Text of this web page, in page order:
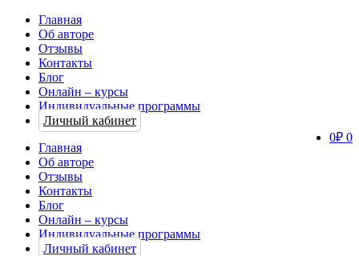
Главная
Об авторе
Отзывы
Контакты
Блог
Онлайн – курсы
Индивидуальные программы
Личный кабинет
0₽ 0
Главная
Об авторе
Отзывы
Контакты
Блог
Онлайн – курсы
Индивидуальные программы
Личный кабинет